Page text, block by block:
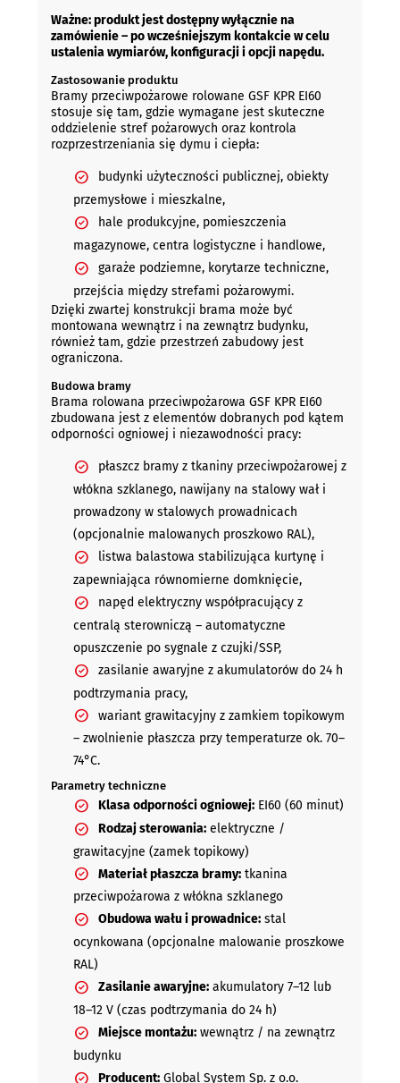
Ważne: produkt jest dostępny wyłącznie na
zamówienie – po wcześniejszym kontakcie w celu
ustalenia wymiarów, konfiguracji i opcji napędu.
Zastosowanie produktu
Bramy przeciwpożarowe rolowane GSF KPR EI60
stosuje się tam, gdzie wymagane jest skuteczne
oddzielenie stref pożarowych oraz kontrola
rozprzestrzeniania się dymu i ciepła:
budynki użyteczności publicznej, obiekty
przemysłowe i mieszkalne,
hale produkcyjne, pomieszczenia
magazynowe, centra logistyczne i handlowe,
garaże podziemne, korytarze techniczne,
przejścia między strefami pożarowymi.
Dzięki zwartej konstrukcji brama może być
montowana wewnątrz i na zewnątrz budynku,
również tam, gdzie przestrzeń zabudowy jest
ograniczona.
Budowa bramy
Brama rolowana przeciwpożarowa GSF KPR EI60
zbudowana jest z elementów dobranych pod kątem
odporności ogniowej i niezawodności pracy:
płaszcz bramy z tkaniny przeciwpożarowej z
włókna szklanego, nawijany na stalowy wał i
prowadzony w stalowych prowadnicach
(opcjonalnie malowanych proszkowo RAL),
listwa balastowa stabilizująca kurtynę i
zapewniająca równomierne domknięcie,
napęd elektryczny współpracujący z
centralą sterowniczą – automatyczne
opuszczenie po sygnale z czujki/SSP,
zasilanie awaryjne z akumulatorów do 24 h
podtrzymania pracy,
wariant grawitacyjny z zamkiem topikowym
– zwolnienie płaszcza przy temperaturze ok. 70–
74°C.
Parametry techniczne
Klasa odporności ogniowej:EI60 (60 minut)
Rodzaj sterowania:elektryczne /
grawitacyjne (zamek topikowy)
Materiał płaszcza bramy:tkanina
przeciwpożarowa z włókna szklanego
Obudowa wału i prowadnice:stal
ocynkowana (opcjonalne malowanie proszkowe
RAL)
Zasilanie awaryjne:akumulatory 7–12 lub
18–12 V (czas podtrzymania do 24 h)
Miejsce montażu:wewnątrz / na zewnątrz
budynku
Producent:Global System Sp. z o.o.